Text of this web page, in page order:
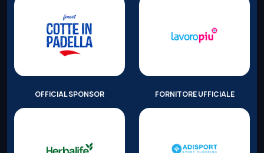
OFFICIAL SPONSOR FORNITORE UFFICIALE